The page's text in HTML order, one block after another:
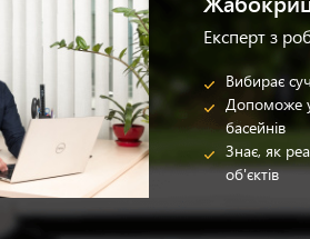
Експерт з
Вибирає
Допоможе
басейнів
Знає, як
об'єктів